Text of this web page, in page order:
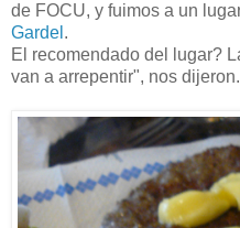
de FOCU, y fuimos a un
Gardel .
El recomendado del lugar?
van a arrepentir", nos